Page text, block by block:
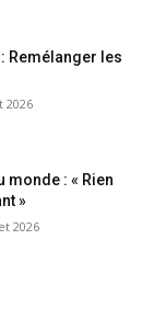
Remélanger les
2026
monde : « Rien
»
2026